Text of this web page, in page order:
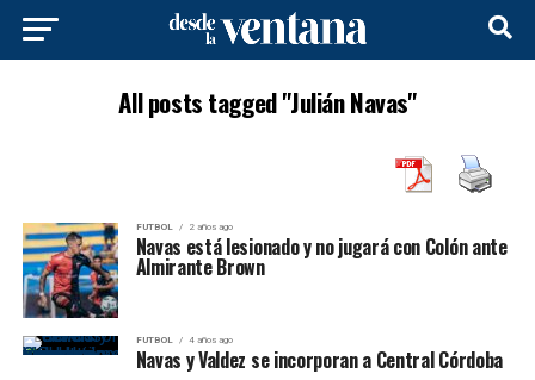
All posts tagged "Julián Navas"
FUTBOL 2 años ago
Navas está lesionado y no jugará con Colón ante
Almirante Brown
FUTBOL 4 años ago
Navas y Valdez se incorporan a Central Córdoba